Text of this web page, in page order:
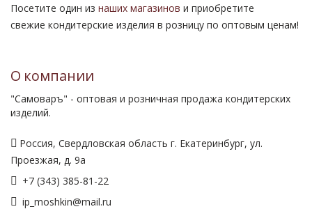
Посетите один из наших магазинов и приобретите
свежие кондитерские изделия в розницу по оптовым ценам!
О компании
"Самоваръ" - оптовая и розничная продажа кондитерских
изделий.
Россия, Свердловская область г. Екатеринбург, ул.
Проезжая, д. 9а
+7 (343) 385-81-22
ip_moshkin@mail.ru